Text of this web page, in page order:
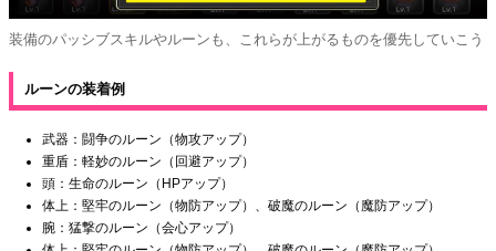
装備のパッシブスキルやルーンも、これらが上がるものを優先していこう
ルーンの装着例
武器：闘争のルーン（物攻アップ）
重盾：軽妙のルーン（回避アップ）
頭：生命のルーン（HPアップ）
体上：堅牢のルーン（物防アップ）、破魔のルーン（魔防アップ）
腕：猛撃のルーン（会心アップ）